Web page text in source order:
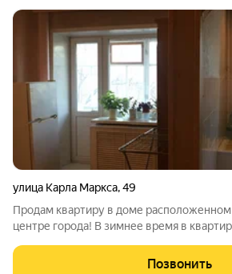
улица Карла Маркса,49
Продам квартиру в доме
центре города! В зимнее время в
вместительная кладовка, представлена
Позвонить